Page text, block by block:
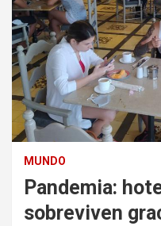
MUNDO
Pandemia:
sobreviven